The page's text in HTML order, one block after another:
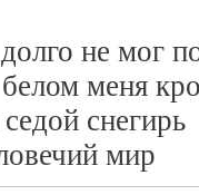
не мог
меня
снегирь
мир